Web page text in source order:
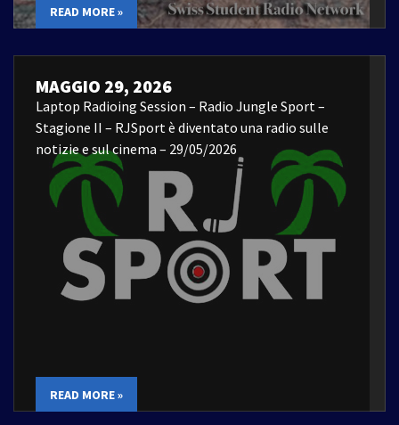
READ MORE »
MAGGIO 29, 2026
Laptop Radioing Session – Radio Jungle Sport –
Stagione II – RJSport è diventato una radio sulle
notizie e sul cinema – 29/05/2026
READ MORE »